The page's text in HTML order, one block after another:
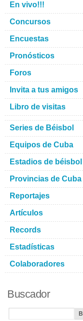
En vivo!!!
Concursos
Encuestas
Pronósticos
Foros
Invita a tus amigos
Libro de visitas
Series de Béisbol
Equipos de Cuba
Estadios de béisbol
Provincias de Cuba
Reportajes
Artículos
Records
Estadísticas
Colaboradores
Buscador